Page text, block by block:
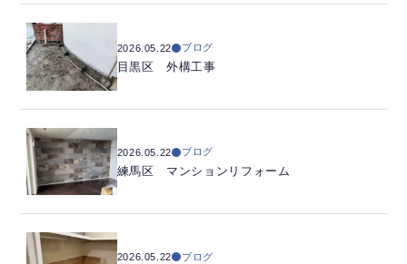
2026.05.22 ブログ
目黒区 外構工事
2026.05.22 ブログ
練馬区 マンションリフォーム
2026.05.22 ブログ